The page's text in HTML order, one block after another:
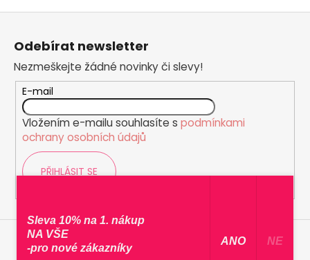
Z
Odebírat newsletter
Nezmeškejte žádné novinky či slevy!
E-mail
Vložením e-mailu souhlasíte s podmínkami
ochrany osobních údajů
PŘIHLÁSIT SE
Sleva 10% na 1. nákup
NA VŠE
-pro nové zákazníky
​ ANO ​ NE